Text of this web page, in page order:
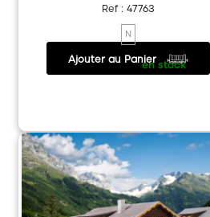
Ref : 47763
N
32.50 € /en stock
Ajouter au Panier